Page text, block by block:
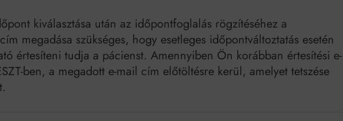
kiválasztása után az időpontfoglalás rögzítéséhez a
megadása szükséges, hogy esetleges időpontváltoztatás esetén
értesíteni tudja a pácienst. Amennyiben Ön korábban értesítési e-
ben, a megadott e-mail cím előtöltésre kerül, amelyet tetszése